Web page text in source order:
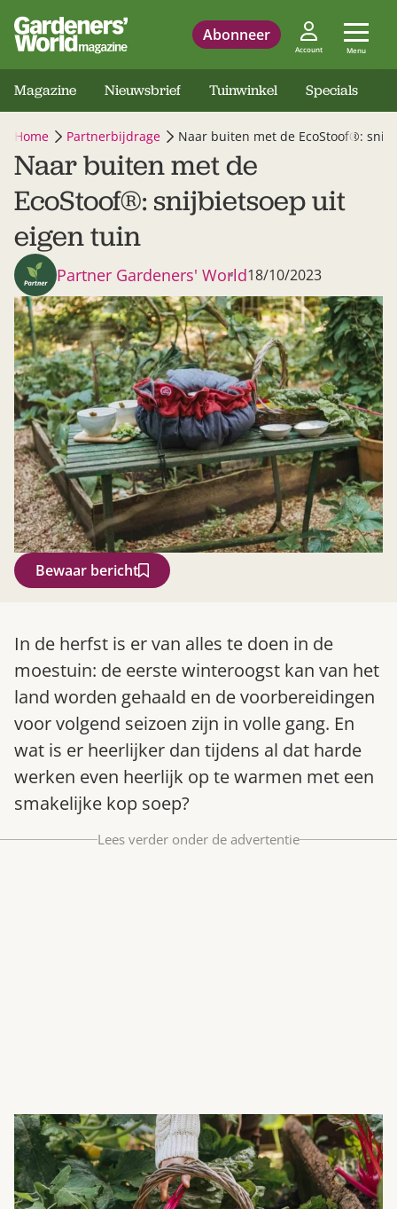
Abonneer
Account Menu
Gardeners’ World 08/2026
Bestel nu
Abonneer
Magazine Nieuwsbrief Tuinwinkel Specials
Home Partnerbijdrage Naar buiten met de EcoStoof®:
Naar buiten met de
EcoStoof®: snijbietsoep uit
eigen tuin
Partner Gardeners' World18/10/2023
Bewaar bericht
In de herfst is er van alles te doen in de
moestuin: de eerste winteroogst kan van het
land worden gehaald en de voorbereidingen
voor volgend seizoen zijn in volle gang. En
wat is er heerlijker dan tijdens al dat harde
werken even heerlijk op te warmen met een
smakelijke kop soep?
Lees verder onder de advertentie